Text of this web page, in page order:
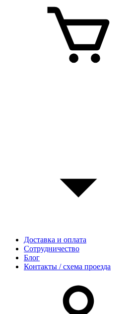
Доставка и оплата
Сотрудничество
Блог
Контакты / схема проезда